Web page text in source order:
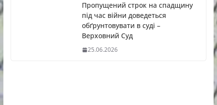
Пропущений строк на спадщину
під час війни доведеться
обґрунтовувати в суді –
Верховний Суд
25.06.2026